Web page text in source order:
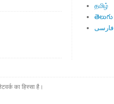
தமிழ்
తెలుగు
فارسی
का हिस्सा है।